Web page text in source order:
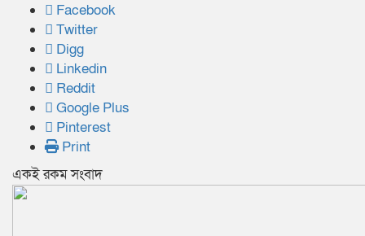
Facebook
Twitter
Digg
Linkedin
Reddit
Google Plus
Pinterest
Print
একই রকম সংবাদ